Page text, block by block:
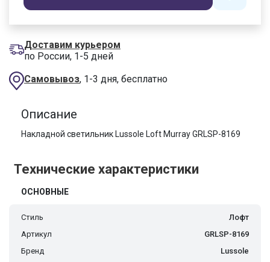
Доставим курьером
по России, 1-5 дней
Самовывоз, 1-3 дня, бесплатно
Описание
Накладной светильник Lussole Loft Murray GRLSP-8169
Технические характеристики
ОСНОВНЫЕ
Стиль
Лофт
Артикул
GRLSP-8169
Бренд
Lussole